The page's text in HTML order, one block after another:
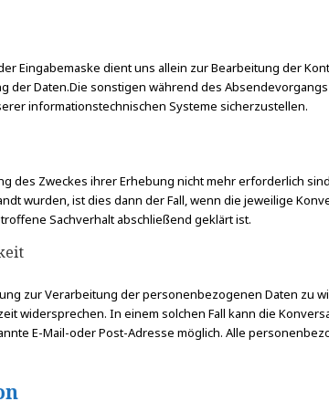
Eingabemaske dient uns allein zur Bearbeitung der
Daten.Die sonstigen während des
informationstechnischen Systeme sicherzustellen.
des Zweckes ihrer Erhebung nicht mehr erforderlich
wurden, ist dies dann der Fall, wenn die jeweilige
Sachverhalt abschließend geklärt ist.
zur Verarbeitung der personenbezogenen Daten zu
widersprechen. In einem solchen Fall kann die
E-Mail-oder Post-Adresse möglich. Alle